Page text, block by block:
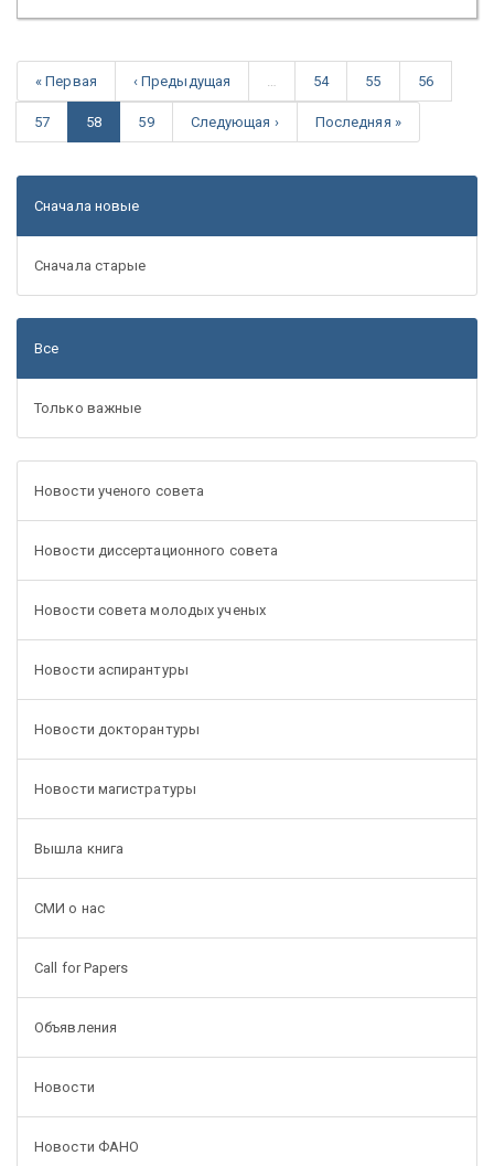
« Первая ‹ Предыдущая 54 55 56
57 58 59 Следующая › Последняя »
Сначала новые
Сначала старые
Все
Только важные
Новости ученого совета
Новости диссертационного совета
Новости совета молодых ученых
Новости аспирантуры
Новости докторантуры
Новости магистратуры
Вышла книга
СМИ о нас
Call for Papers
Объявления
Новости
Новости ФАНО